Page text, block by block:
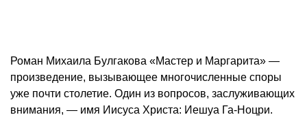
Роман Михаила Булгакова «Мастер и Маргарита» —
произведение, вызывающее многочисленные споры
уже почти столетие. Один из вопросов, заслуживающих
внимания, — имя Иисуса Христа: Иешуа Га-Ноцри.